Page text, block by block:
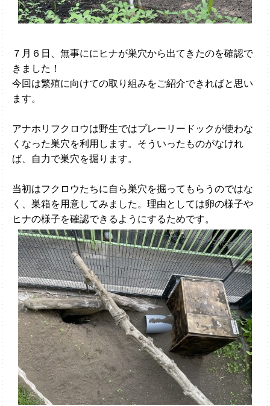
７月６日、無事ににヒナが巣穴から出てきたのを確認で
きました！
今回は繁殖に向けての取り組みをご紹介できればと思い
ます。
アナホリフクロウは野生ではプレーリードックが使わな
くなった巣穴を利用します。そういったものがなけれ
ば、自力で巣穴を掘ります。
当初はフクロウたちに自ら巣穴を掘ってもらうのではな
く、巣箱を用意してみました。理由としては卵の様子や
ヒナの様子を確認できるようにするためです。